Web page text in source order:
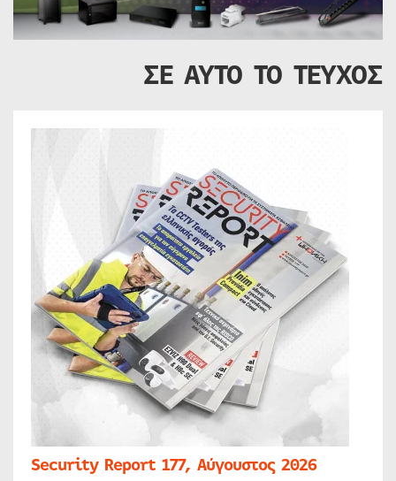
ΣΕ ΑΥΤΟ ΤΟ ΤΕΥΧΟΣ
Security Report 177, Αύγουστος 2026